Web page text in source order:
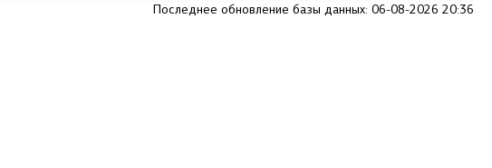
Последнее обновление базы данных: 06-08-2026 20:36